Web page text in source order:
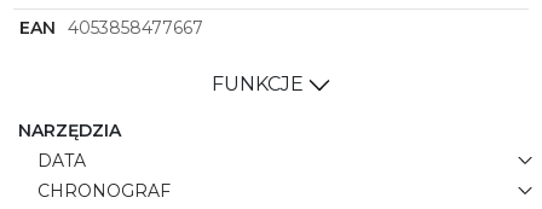
EAN
4053858477667
FUNKCJE
NARZĘDZIA
DATA
CHRONOGRAF